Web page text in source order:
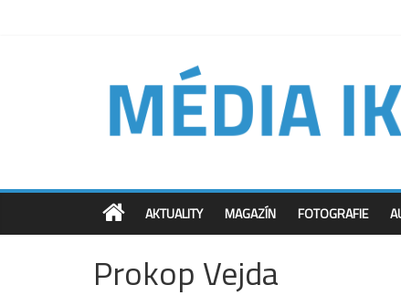
AKTUALITY MAGAZÍN FOTOGRAFIE
Prokop Vejda